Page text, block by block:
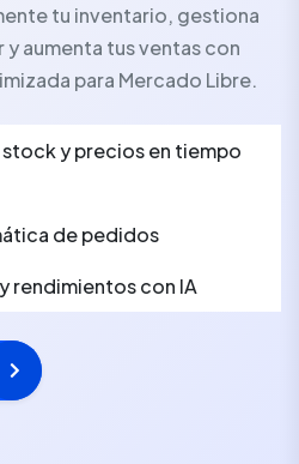
tu inventario, gestiona
aumenta tus ventas con
para Mercado Libre.
y precios en tiempo
de pedidos
rendimientos con IA